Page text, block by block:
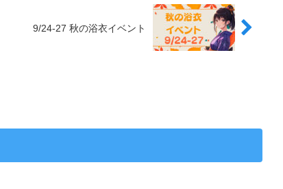
9/24-27 秋の浴衣イベント